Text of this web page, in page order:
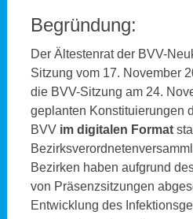
Begründung:
Der Ältestenrat der BVV-
Sitzung vom 17. November
die BVV-Sitzung am 24.
geplanten Konstituierungen
BVVim digitalen Format
Bezirken haben aufgrund
von Präsenzsitzungen
Entwicklung des